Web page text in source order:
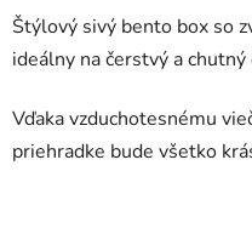
Štýlový sivý bento box so
ideálny na čerstvý a
Vďaka vzduchotesnému
priehradke bude všetko